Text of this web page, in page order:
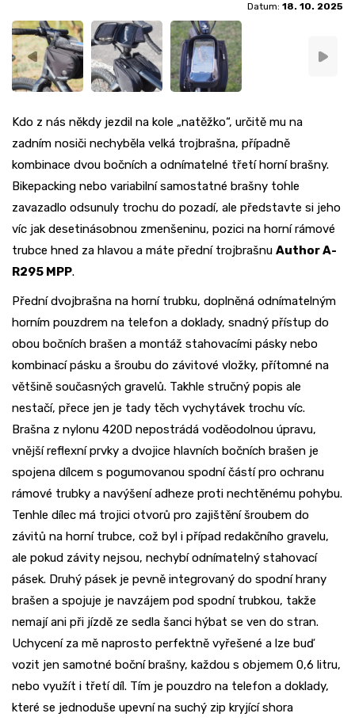
Datum: 18. 10. 2025
Kdo z nás někdy jezdil na kole „natěžko“, určitě mu na
zadním nosiči nechyběla velká trojbrašna, případně
kombinace dvou bočních a odnímatelné třetí horní brašny.
Bikepacking nebo variabilní samostatné brašny tohle
zavazadlo odsunuly trochu do pozadí, ale představte si jeho
víc jak desetinásobnou zmenšeninu, pozici na horní rámové
trubce hned za hlavou a máte přední trojbrašnu Author A-
R295 MPP.
Přední dvojbrašna na horní trubku, doplněná odnímatelným
horním pouzdrem na telefon a doklady, snadný přístup do
obou bočních brašen a montáž stahovacími pásky nebo
kombinací pásku a šroubu do závitové vložky, přítomné na
většině současných gravelů. Takhle stručný popis ale
nestačí, přece jen je tady těch vychytávek trochu víc.
Brašna z nylonu 420D nepostrádá voděodolnou úpravu,
vnější reflexní prvky a dvojice hlavních bočních brašen je
spojena dílcem s pogumovanou spodní částí pro ochranu
rámové trubky a navýšení adheze proti nechtěnému pohybu.
Tenhle dílec má trojici otvorů pro zajištění šroubem do
závitů na horní trubce, což byl i případ redakčního gravelu,
ale pokud závity nejsou, nechybí odnímatelný stahovací
pásek. Druhý pásek je pevně integrovaný do spodní hrany
brašen a spojuje je navzájem pod spodní trubkou, takže
nemají ani při jízdě ze sedla šanci hýbat se ven do stran.
Uchycení za mě naprosto perfektně vyřešené a lze buď
vozit jen samotné boční brašny, každou s objemem 0,6 litru,
nebo využít i třetí díl. Tím je pouzdro na telefon a doklady,
které se jednoduše upevní na suchý zip kryjící shora